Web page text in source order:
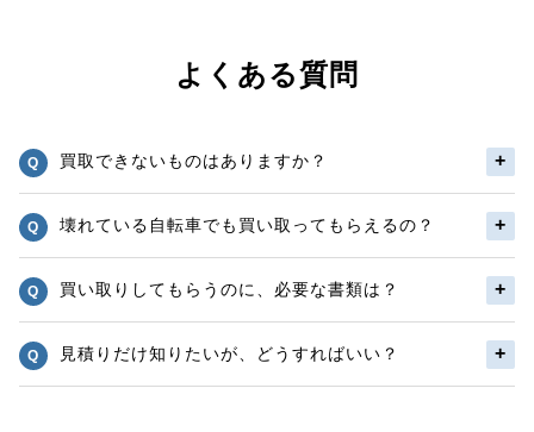
よくある質問
買取できないものはありますか？
壊れている自転車でも買い取ってもらえるの？
買い取りしてもらうのに、必要な書類は？
見積りだけ知りたいが、どうすればいい？